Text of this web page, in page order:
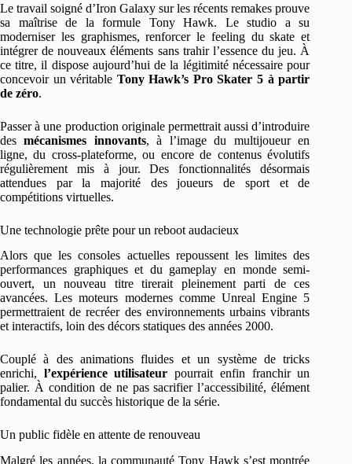
Le travail soigné d’Iron Galaxy sur les récents remakes prouve
sa maîtrise de la formule Tony Hawk. Le studio a su
moderniser les graphismes, renforcer le feeling du skate et
intégrer de nouveaux éléments sans trahir l’essence du jeu. À
ce titre, il dispose aujourd’hui de la légitimité nécessaire pour
concevoir un véritable Tony Hawk’s Pro Skater 5 à partir
de zéro.
Passer à une production originale permettrait aussi d’introduire
desmécanismes innovants, à l’image du multijoueur en
ligne, du cross-plateforme, ou encore de contenus évolutifs
régulièrement mis à jour. Des fonctionnalités désormais
attendues par la majorité des joueurs de sport et de
compétitions virtuelles.
Une technologie prête pour un reboot audacieux
Alors que les consoles actuelles repoussent les limites des
performances graphiques et du gameplay en monde semi-
ouvert, un nouveau titre tirerait pleinement parti de ces
avancées. Les moteurs modernes comme Unreal Engine 5
permettraient de recréer des environnements urbains vibrants
et interactifs, loin des décors statiques des années 2000.
Couplé à des animations fluides et un système de tricks
enrichi, l’expérience utilisateur pourrait enfin franchir un
palier. À condition de ne pas sacrifier l’accessibilité, élément
fondamental du succès historique de la série.
Un public fidèle en attente de renouveau
Malgré les années, la communauté Tony Hawk s’est montrée